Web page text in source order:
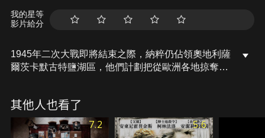
我的星等
影片給分
1945年二次大戰即將結束之際，納粹仍佔領奧地利薩
爾茨卡默古特鹽湖區，他們計劃把從歐洲各地掠奪的
除，村民不惜抵死反抗。本片根據真實歷史事件改
編，紀念奧地利阿爾陶塞村裡勇敢守衛家園的村民
們。
其他人也看了
7.2 5.6